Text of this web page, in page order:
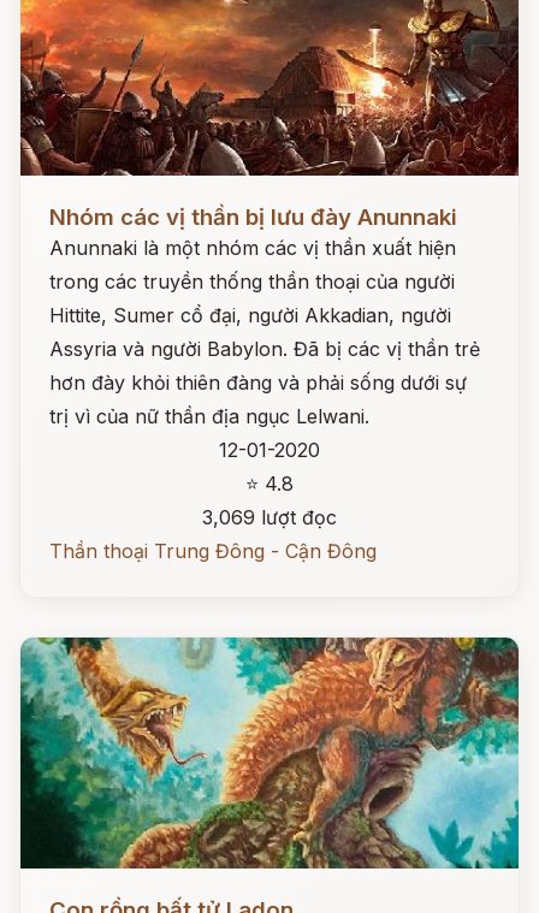
Nhóm các vị thần bị lưu đày Anunnaki
Anunnaki là một nhóm các vị thần xuất hiện
trong các truyền thống thần thoại của người
Hittite, Sumer cổ đại, người Akkadian, người
Assyria và người Babylon. Đã bị các vị thần trẻ
hơn đày khỏi thiên đàng và phải sống dưới sự
trị vì của nữ thần địa ngục Lelwani.
12-01-2020
⭐ 4.8
3,069 lượt đọc
Thần thoại Trung Đông - Cận Đông